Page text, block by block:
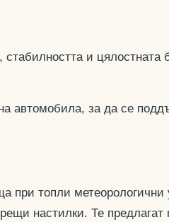
и цялостната
автомобила, за да се
при топли
настилки. Те